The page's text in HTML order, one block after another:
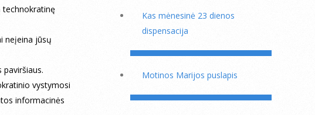
technokratinę
neįeina jūsų
vystymosi
informacinės
Kas mėnesinė 23 dienos
dispensacija
Motinos Marijos puslapis